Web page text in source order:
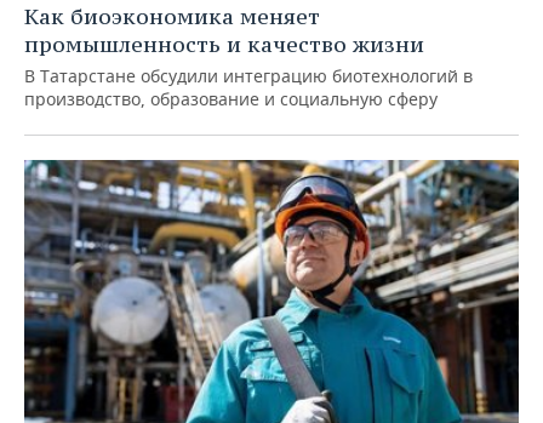
Как биоэкономика меняет
промышленность и качество жизни
В Татарстане обсудили интеграцию биотехнологий в
производство, образование и социальную сферу